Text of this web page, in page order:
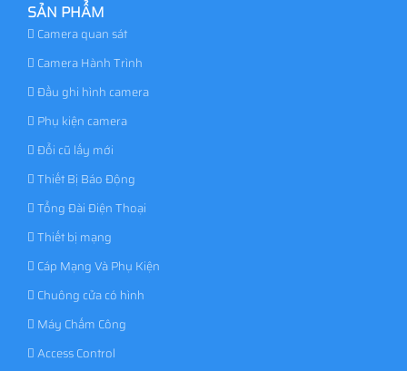
SẢN PHẨM
Camera quan sát
Camera Hành Trình
Đầu ghi hình camera
Phụ kiện camera
Đổi cũ lấy mới
Thiết Bị Báo Động
Tổng Đài Điện Thoại
Thiết bị mạng
Cáp Mạng Và Phụ Kiện
Chuông cửa có hình
Máy Chấm Công
Access Control